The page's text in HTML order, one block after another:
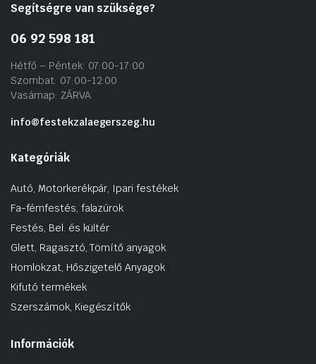
Segítségre van szüksége?
06 92 598 181
Hétfő – Péntek: 07:00-17:00
Szombat: 07:00-12:00
Vasárnap: ZÁRVA
info@festekzalaegerszeg.hu
Kategóriák
Autó, Motorkerékpár, Ipari festékek
Fa-fémfestés, falazúrok
Festés, Bel. és kültér
Glett, Ragasztó, Tömítő anyagok
Homlokzat, Hőszigetelő Anyagok
Kifutó termékek
Szerszámok, Kiegészítők
Információk